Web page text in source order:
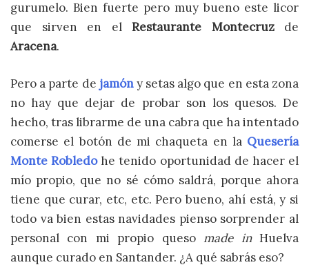
gurumelo. Bien fuerte pero muy bueno este licor
que sirven en el Restaurante Montecruzde
Aracena.
Pero a parte de jamóny setas algo que en esta zona
no hay que dejar de probar son los quesos. De
hecho, tras librarme de una cabra que ha intentado
comerse el botón de mi chaqueta en la Quesería
Monte Robledohe tenido oportunidad de hacer el
mío propio, que no sé cómo saldrá, porque ahora
tiene que curar, etc, etc. Pero bueno, ahí está, y si
todo va bien estas navidades pienso sorprender al
personal con mi propio queso made inHuelva
aunque curado en Santander. ¿A qué sabrás eso?